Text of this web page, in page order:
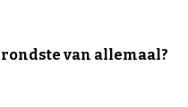
van allemaal?